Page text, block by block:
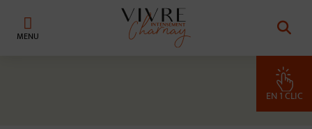
Retour à l'accueil
EN 1 CLIC